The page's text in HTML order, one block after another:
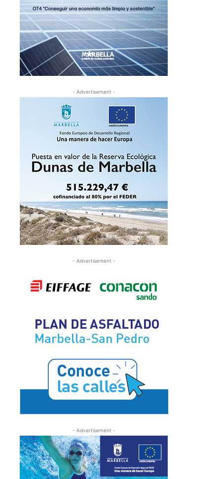
- Advertisement -
- Advertisement -
- Advertisement -